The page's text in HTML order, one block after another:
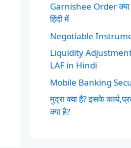
Garnishee Order
हिंदी में
Negotiable
Liquidity Adjustment
LAF in Hindi
Mobile Banking
मुद्रा क्या है? इसके
क्या है?